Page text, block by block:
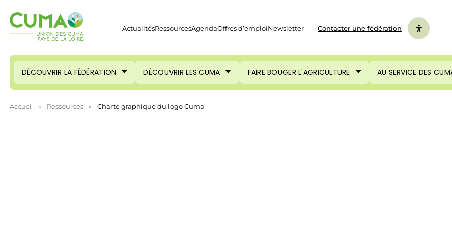
ActualitésRessourcesAgendaOffres d’emploiNewsletter Contacter une fédération
DÉCOUVRIR LA FÉDÉRATION DÉCOUVRIR LES CUMA FAIRE BOUGER L'AGRICULTURE AU SERVICE DES
Accueil » Ressources » Charte graphique du logo Cuma